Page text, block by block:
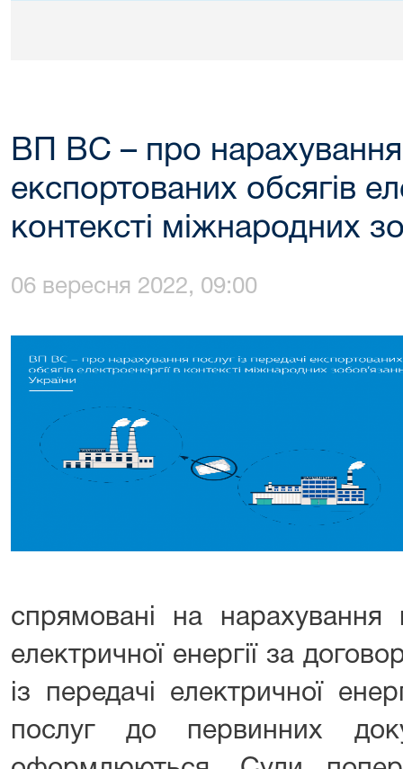
ВП ВС – про нарахування
експортованих обсягів
контексті міжнародних
06 вересня 2022, 09:00
спрямовані на
електричної енергії за
із передачі електричної
послуг до первинних